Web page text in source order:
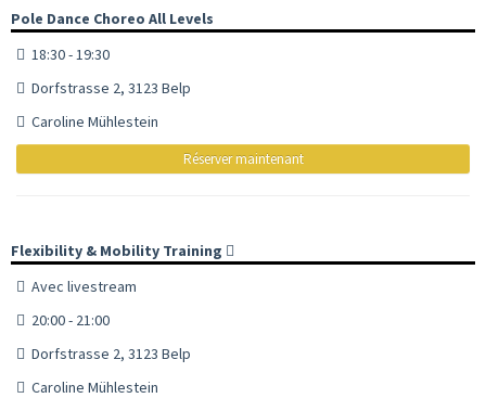
Pole Dance Choreo All Levels
18:30 - 19:30
Dorfstrasse 2, 3123 Belp
Caroline Mühlestein
Réserver maintenant
Flexibility & Mobility Training
Avec livestream
20:00 - 21:00
Dorfstrasse 2, 3123 Belp
Caroline Mühlestein